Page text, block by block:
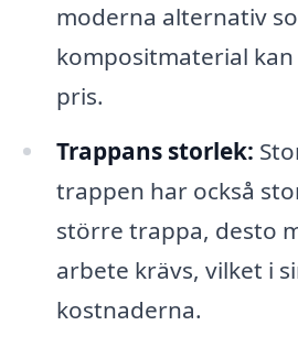
moderna alternativ
kompositmaterial
pris.
Trappans storlek:
trappen har också
större trappa, desto
arbete krävs, vilket i
kostnaderna.